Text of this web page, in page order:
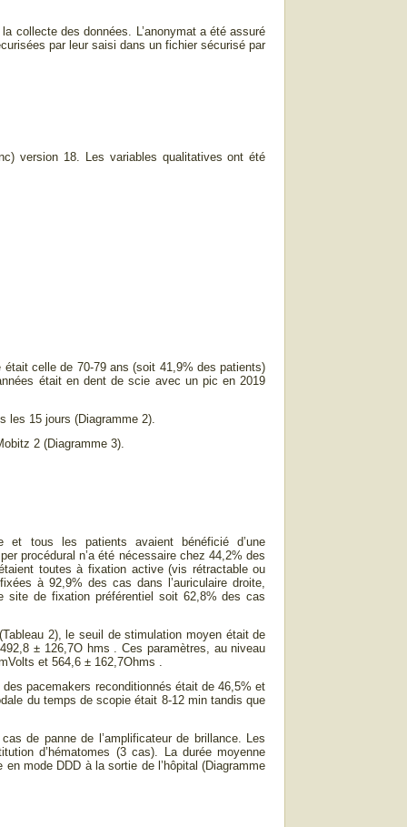
collecte des données. L’anonymat a été assuré
par leur saisi dans un fichier sécurisé par
version 18. Les variables qualitatives ont été
était celle de 70-79 ans (soit 41,9% des patients)
était en dent de scie avec un pic en 2019
les 15 jours (Diagramme 2).
2 (Diagramme 3).
et tous les patients avaient bénéficié d’une
procédural n’a été nécessaire chez 44,2% des
toutes à fixation active (vis rétractable ou
à 92,9% des cas dans l’auriculaire droite,
site de fixation préférentiel soit 62,8% des cas
2), le seuil de stimulation moyen était de
± 126,7O hms . Ces paramètres, au niveau
et 564,6 ± 162,7Ohms .
pacemakers reconditionnés était de 46,5% et
du temps de scopie était 8-12 min tandis que
de panne de l’amplificateur de brillance. Les
d’hématomes (3 cas). La durée moyenne
mode DDD à la sortie de l’hôpital (Diagramme